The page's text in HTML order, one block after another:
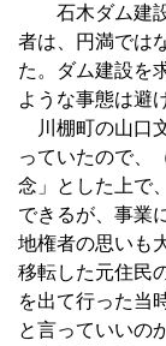
石木ダム建設
者は、円満では
た。ダム建設を
ような事態は避
川棚町の山口
っていたので、
念」とした上で
できるが、事業
地権者の思いも
移転した元住民
を出て行った当
と言っていいの